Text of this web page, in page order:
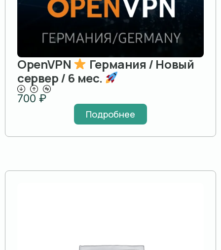
OpenVPN
Германия / Новый
сервер / 6 мес.
700 ₽
Подробнее